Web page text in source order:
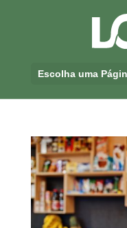
Escolha uma